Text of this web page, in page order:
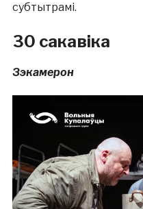
субтытрамі.
30 сакавіка
Зэкамерон